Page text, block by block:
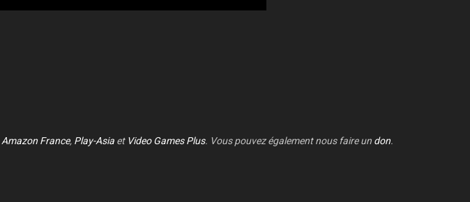
Amazon France, Play-Asia et Video Games Plus. Vous pouvez également nous faire un don.